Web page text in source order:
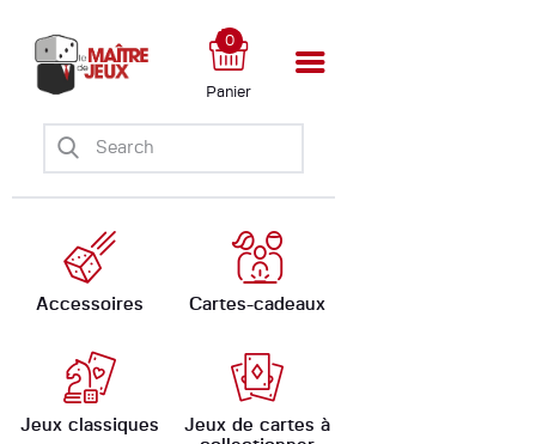
Panier
0
Accessoires Cartes-cadeaux
Jeux classiques
Jeux de cartes à
Accueil
Boutique
Ateliers
Évènements
Ludomate